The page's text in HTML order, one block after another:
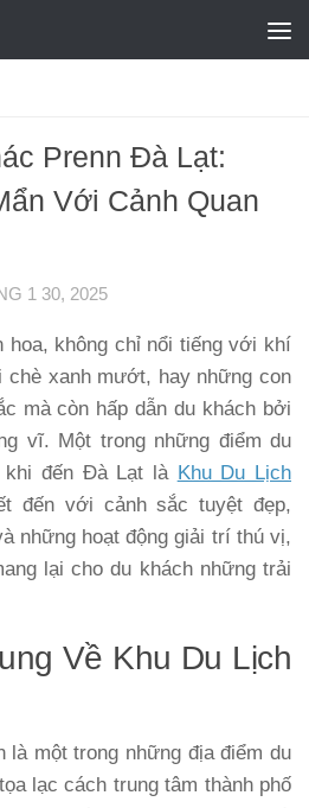
Prenn Đà Lạt:
Với Cảnh Quan
1 30, 2025
hoa, không chỉ nổi tiếng với khí
chè xanh mướt, hay những con
mà còn hấp dẫn du khách bởi
vĩ. Một trong những điểm du
khi đến Đà Lạt là Khu Du Lịch
đến với cảnh sắc tuyệt đẹp,
những hoạt động giải trí thú vị,
lại cho du khách những trải
Về Khu Du Lịch
là một trong những địa điểm du
lạc cách trung tâm thành phố